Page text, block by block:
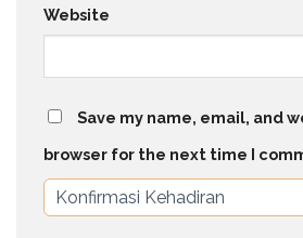
Website
Save my name, email, and
browser for the next time I